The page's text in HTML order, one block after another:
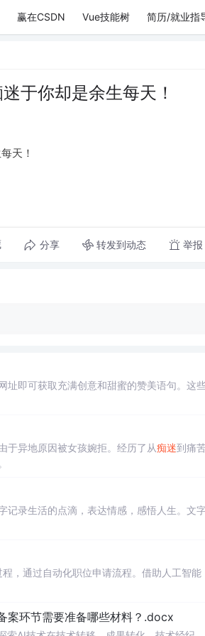
赢在CSDN Vue技能树 简历/就业指
于你却是余生每天！
天！
分享 转发到动态 举报
址即可获取充满创意和甜蜜的赞美语句。这
于异地原因被女孩婉拒。经历了从痴迷到痛
记录生活的点滴，表达情感，感悟人生。文
，通过自动化职位申请流程。借助人工智
案环节需要准备哪些材料？.docx